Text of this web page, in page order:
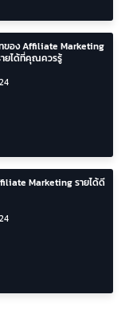
ของ Affiliate Marketing
ายได้ที่คุณควรรู้
Marketing รายได้ดี